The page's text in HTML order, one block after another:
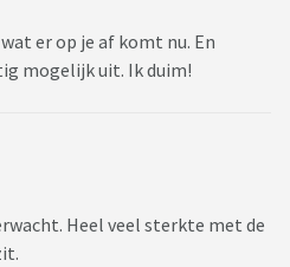
er op je af komt nu. En
mogelijk uit. Ik duim!
Heel veel sterkte met de